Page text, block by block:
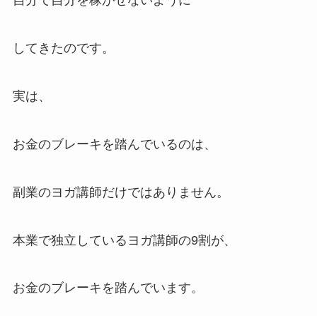
してきたのです。
実は、
お金のブレーキを踏んでいるのは、
副業のヨガ講師だけではありません。
本業で独立しているヨガ講師の9割が、
お金のブレーキを踏んでいます。